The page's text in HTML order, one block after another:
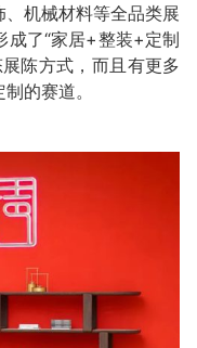
机械材料等全品类展
成了“家居+整装+定制
陈方式，而且有更多
的赛道。